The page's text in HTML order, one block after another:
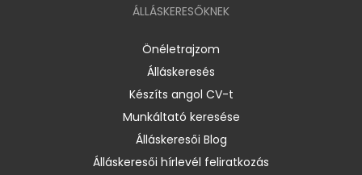
ÁLLÁSKERESŐKNEK
Önéletrajzom
Álláskeresés
Készíts angol CV-t
Munkáltató keresése
Álláskeresői Blog
Álláskeresői hírlevél feliratkozás